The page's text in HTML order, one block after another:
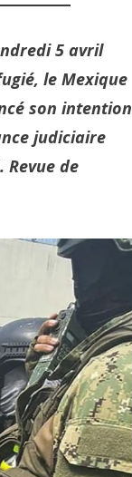
5 avril
le Mexique
son intention
judiciaire
de